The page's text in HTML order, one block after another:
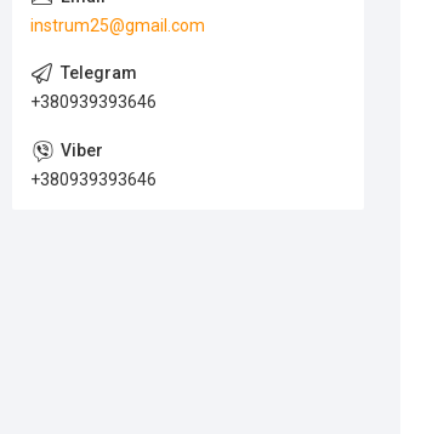
instrum25@gmail.com
+380939393646
+380939393646